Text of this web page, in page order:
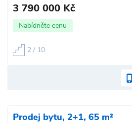
3 790 000 Kč
Nabídněte cenu
2 / 10
Prodej bytu, 2+1, 65 m²